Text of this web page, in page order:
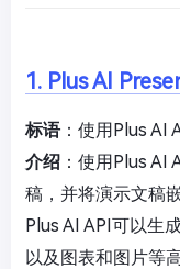
1. Plus AI
标语：使用Plus AI
介绍 ：使用Plus
稿，并将演示文稿
Plus AI API可以生
以及图表和图片等